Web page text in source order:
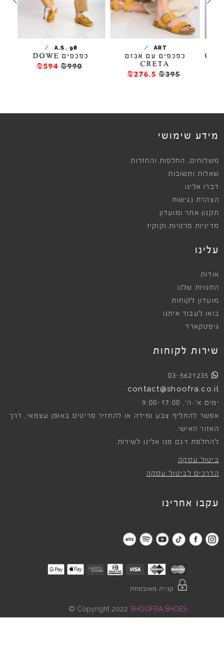
ART
/
כפכפים עם אבזם
CRETA
₪395
₪276.5
A.S. 98
/
כפכפים DOWE
₪990
₪594
מידע שימושי
משלוחים , החלפות והחזרות
שאלות ותשובות
דברו אלינו
הצהרת נגישות
תקנון אתר ומועדון
מדיניות פרטיות וקוקיז
עלינו
אודות
החנויות שלנו
מועדון לקוחות
בואו לעבוד איתנו
גיפטקארד
שירות לקוחות
03-5621235
contact@shoofra.co.il
ימים א׳-ה׳, 9:00-17:00
אפשר להחליף צבע ומידה או להחזיר פריטים באופן עצמאי, דרך
האזור האישי.
להחלפת דגם פנו אלינו לשירות.
ביטול עסקה
הדרכים לביטול עסקה
עקבו אחרינו
קנייה מאובטחת
Copyright 2022 SHOOFRA.SHOES
©